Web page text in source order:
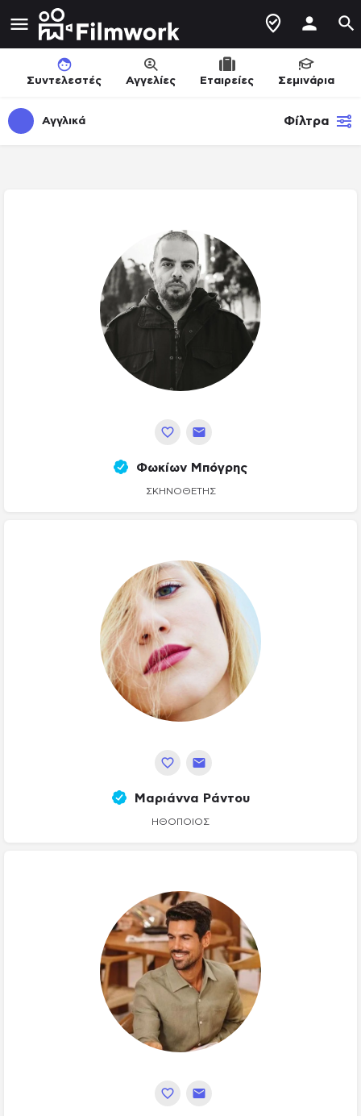
Συντελεστές Αγγελίες Εταιρείες Σεμινάρια
Αγγλικά Φίλτρα
Φωκίων Μπόγρης
ΣΚΗΝΟΘΈΤΗΣ
Μαριάννα Ράντου
ΗΘΟΠΟΙΌΣ